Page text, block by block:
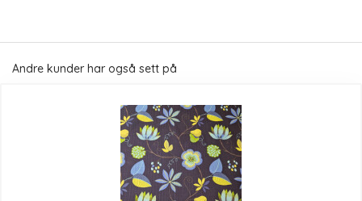
Andre kunder har også sett på